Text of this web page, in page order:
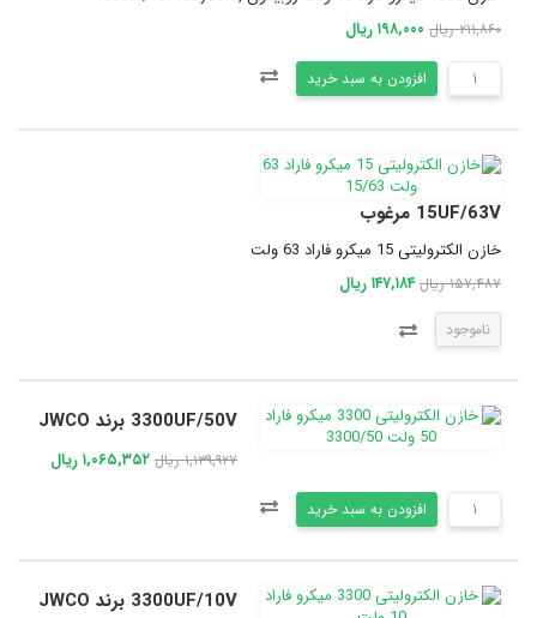
۲۱۱,۸۶۰ ریال ۱۹۸,۰۰۰ ریال
افزودن به سبد خرید
15UF/63V مرغوب
خازن الکترولیتی 15 میکرو فاراد 63 ولت
۱۵۷,۴۸۷ ریال ۱۴۷,۱۸۴ ریال
ناموجود
3300UF/50V برند JWCO
۱,۱۳۹,۹۲۷ ریال ۱,۰۶۵,۳۵۲ ریال
افزودن به سبد خرید
3300UF/10V برند JWCO